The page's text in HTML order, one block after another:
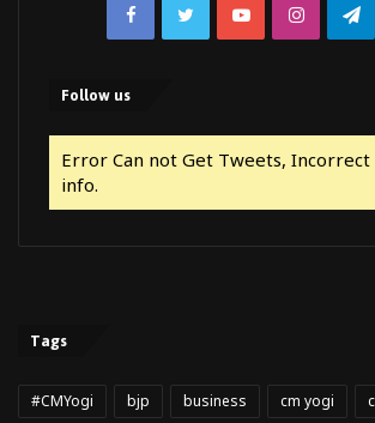
FacebookTwitterYouTube
Follow us
Error Can not Get Tweets, Incorrect
info.
Tags
#CMYogi bjp business cm yogi